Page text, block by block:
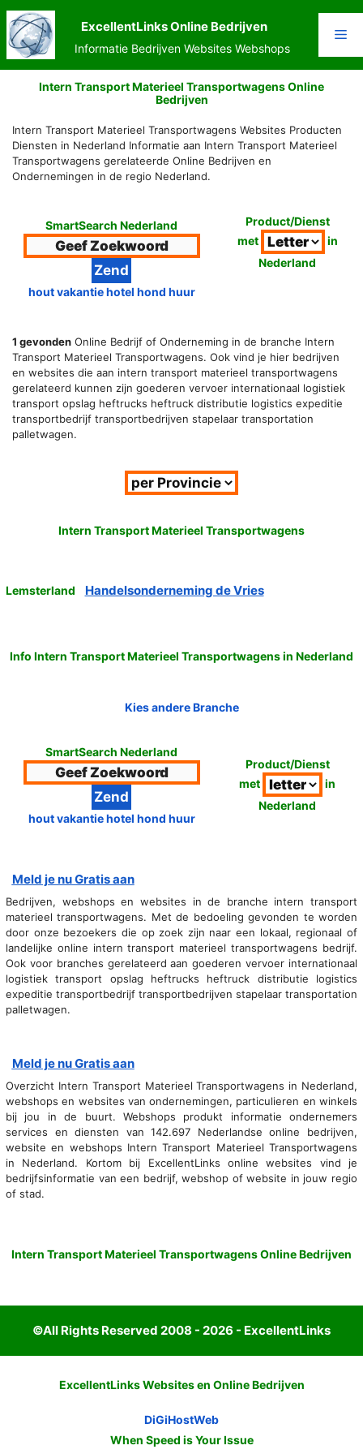
Ga
naar
de
inhoud
ExcellentLinks Online Bedrijven
Informatie Bedrijven Websites Webshops
Intern Transport Materieel Transportwagens Online
Bedrijven
Intern Transport Materieel Transportwagens Websites Producten
Diensten in Nederland Informatie aan Intern Transport Materieel
Transportwagens gerelateerde Online Bedrijven en
Ondernemingen in de regio Nederland.
SmartSearch Nederland
hout vakantie hotel hond huur
Product/Dienst
met
in
Nederland
1 gevonden Online Bedrijf of Onderneming in de branche Intern
Transport Materieel Transportwagens. Ook vind je hier bedrijven
en websites die aan intern transport materieel transportwagens
gerelateerd kunnen zijn goederen vervoer internationaal logistiek
transport opslag heftrucks heftruck distributie logistics expeditie
transportbedrijf transportbedrijven stapelaar transportation
palletwagen.
Intern Transport Materieel Transportwagens
Lemsterland Handelsonderneming de Vries
Info Intern Transport Materieel Transportwagens in Nederland
Kies andere Branche
SmartSearch Nederland
hout vakantie hotel hond huur
Product/Dienst
met
in
Nederland
Meld je nu Gratis aan
Bedrijven, webshops en websites in de branche intern transport
materieel transportwagens. Met de bedoeling gevonden te worden
door onze bezoekers die op zoek zijn naar een lokaal, regionaal of
landelijke online intern transport materieel transportwagens bedrijf.
Ook voor branches gerelateerd aan goederen vervoer internationaal
logistiek transport opslag heftrucks heftruck distributie logistics
expeditie transportbedrijf transportbedrijven stapelaar transportation
palletwagen.
Meld je nu Gratis aan
Overzicht Intern Transport Materieel Transportwagens in Nederland,
webshops en websites van ondernemingen, particulieren en winkels
bij jou in de buurt. Webshops produkt informatie ondernemers
services en diensten van 142.697 Nederlandse online bedrijven,
website en webshops Intern Transport Materieel Transportwagens
in Nederland. Kortom bij ExcellentLinks online websites vind je
bedrijfsinformatie van een bedrijf, webshop of website in jouw regio
of stad.
Intern Transport Materieel Transportwagens Online Bedrijven
©All Rights Reserved 2008 - 2026 - ExcellentLinks
ExcellentLinks Websites en Online Bedrijven
DiGiHostWeb
When Speed is Your Issue